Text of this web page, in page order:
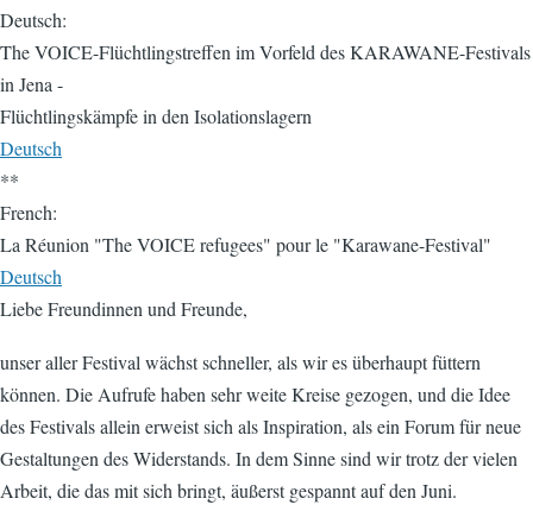
Deutsch:
The VOICE-Flüchtlingstreffen im Vorfeld des KARAWANE-Festivals
in Jena -
Flüchtlingskämpfe in den Isolationslagern
Deutsch
**
French:
La Réunion "The VOICE refugees" pour le "Karawane-Festival"
Deutsch
Liebe Freundinnen und Freunde,
unser aller Festival wächst schneller, als wir es überhaupt füttern
können. Die Aufrufe haben sehr weite Kreise gezogen, und die Idee
des Festivals allein erweist sich als Inspiration, als ein Forum für neue
Gestaltungen des Widerstands. In dem Sinne sind wir trotz der vielen
Arbeit, die das mit sich bringt, äußerst gespannt auf den Juni.